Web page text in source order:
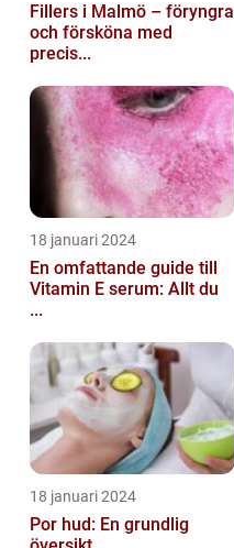
Fillers i Malmö – föryngra
och försköna med
precis...
18 januari 2024
En omfattande guide till
Vitamin E serum: Allt du
...
18 januari 2024
Por hud: En grundlig